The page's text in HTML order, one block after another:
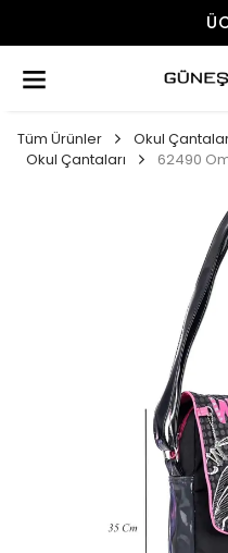
Tüm Ürünler
Okul
Okul Çantaları
62490